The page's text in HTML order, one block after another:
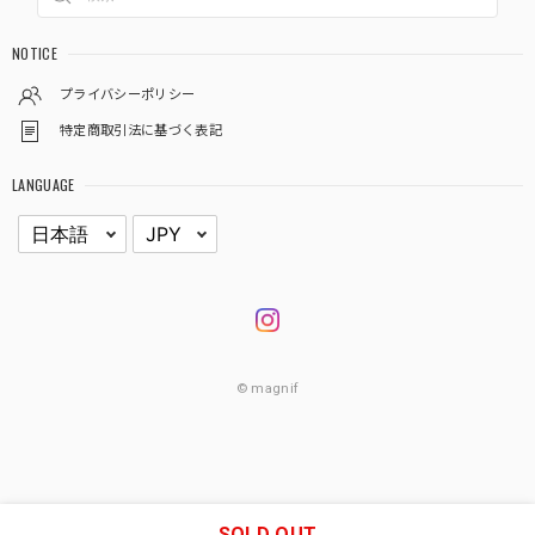
NOTICE
プライバシーポリシー
特定商取引法に基づく表記
LANGUAGE
© magnif